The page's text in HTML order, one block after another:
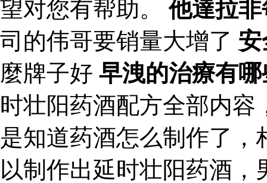
望对您有帮助。他達拉
司的伟哥要销量大增了
麼牌子好 早洩的治療有
时壮阳药酒配方全部内
是知道药酒怎么制作了
以制作出延时壮阳药酒